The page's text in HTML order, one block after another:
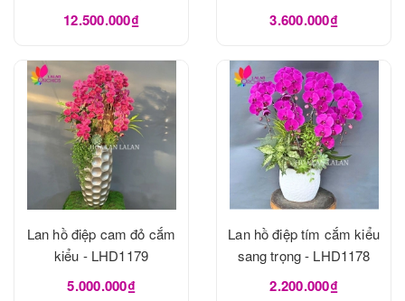
LHD1182
12.500.000₫ 3.600.000₫
Lan hồ điệp cam đỏ cắm
kiểu - LHD1179
5.000.000₫
Lan hồ điệp tím cắm kiểu
sang trọng - LHD1178
2.200.000₫